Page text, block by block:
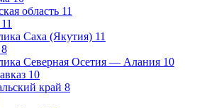
область 11
11
Саха (Якутия) 11
8
Северная Осетия — Алания 10
10
край 8